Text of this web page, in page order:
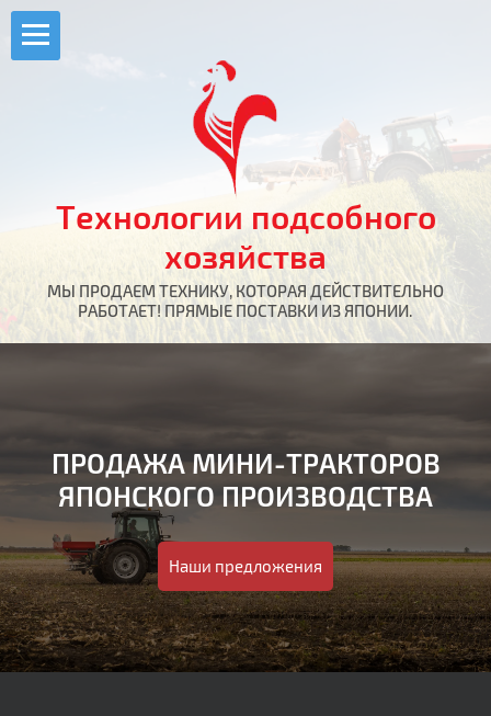
Технологии подсобного
хозяйства
МЫ ПРОДАЕМ ТЕХНИКУ, КОТОРАЯ ДЕЙСТВИТЕЛЬНО
РАБОТАЕТ! ПРЯМЫЕ ПОСТАВКИ ИЗ ЯПОНИИ.
ПРОДАЖА МИНИ-ТРАКТОРОВ
ЯПОНСКОГО ПРОИЗВОДСТВА
Наши предложения